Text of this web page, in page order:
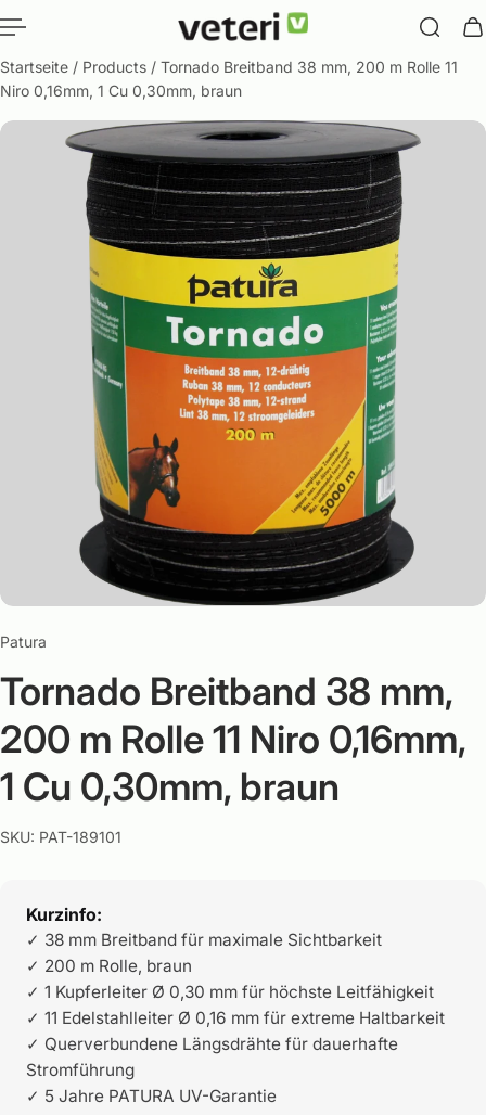
springen
Startseite / Products / Tornado Breitband 38 mm, 200 m Rolle 11
Niro 0,16mm, 1 Cu 0,30mm, braun
Patura
Tornado Breitband 38 mm,
200 m Rolle 11 Niro 0,16mm,
1 Cu 0,30mm, braun
SKU: PAT-189101
Kurzinfo:
✓ 38 mm Breitband für maximale Sichtbarkeit
✓ 200 m Rolle, braun
✓ 1 Kupferleiter Ø 0,30 mm für höchste Leitfähigkeit
✓ 11 Edelstahlleiter Ø 0,16 mm für extreme Haltbarkeit
✓ Querverbundene Längsdrähte für dauerhafte
Stromführung
✓ 5 Jahre PATURA UV-Garantie